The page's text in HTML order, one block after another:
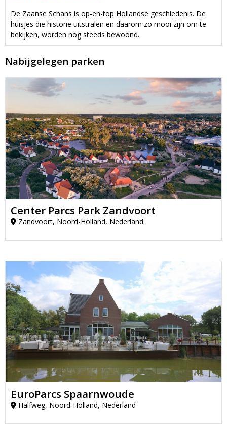
De Zaanse Schans is op-en-top Hollandse geschiedenis. De
huisjes die historie uitstralen en daarom zo mooi zijn om te
bekijken, worden nog steeds bewoond.
Nabijgelegen parken
Center Parcs Park Zandvoort
Zandvoort, Noord-Holland, Nederland
EuroParcs Spaarnwoude
Halfweg, Noord-Holland, Nederland